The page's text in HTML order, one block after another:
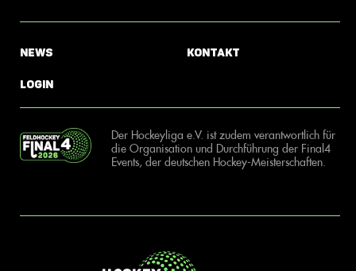
News
Login
Kontakt
Der Hockeyliga e.V. ist zudem verantwortlich für
die Organisation und Durchführung der Final4
Events, der deutschen Hockey-Meisterschaften.